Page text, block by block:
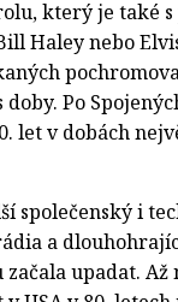
který je také
Haley nebo
Po
let v dobách
společenský i
a
upadat. Až